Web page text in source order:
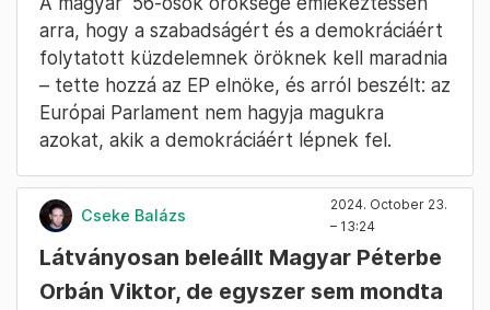
arra, hogy a szabadságért és a demokráciáért
folytatott küzdelemnek öröknek kell maradnia
– tette hozzá az EP elnöke, és arról beszélt: az
Európai Parlament nem hagyja magukra
azokat, akik a demokráciáért lépnek fel.
Cseke Balázs
2024. October 23.
– 13:24
Látványosan beleállt Magyar Péterbe
Orbán Viktor, de egyszer sem mondta